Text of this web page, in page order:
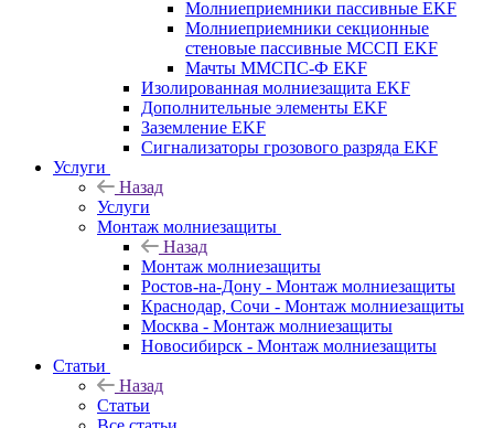
Молниеприемники пассивные EKF
Молниеприемники секционные
стеновые пассивные МССП EKF
Мачты ММСПС-Ф EKF
Изолированная молниезащита EKF
Дополнительные элементы EKF
Заземление EKF
Сигнализаторы грозового разряда EKF
Услуги
Назад
Услуги
Монтаж молниезащиты
Назад
Монтаж молниезащиты
Ростов-на-Дону - Монтаж молниезащиты
Краснодар, Сочи - Монтаж молниезащиты
Москва - Монтаж молниезащиты
Новосибирск - Монтаж молниезащиты
Статьи
Назад
Статьи